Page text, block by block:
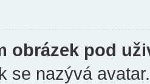
obrázek pod
se nazývá